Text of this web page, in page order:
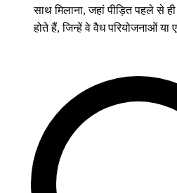
साथ मिलाना, जहां पीड़ित पहले से
होते हैं, जिन्हें वे वैध परियोजनाओं